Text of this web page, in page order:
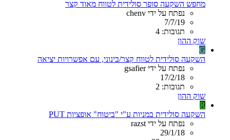
מחפש השקעה סופר סולידית לטווח מאוד קצר
נפתח על ידי chenv
7/7/19
תגובות: 4
שוק ההון
G
השקעה סולידית לטווח קצר/בינוני, עם אפשרויות יציאה
נפתח על ידי gsafier
17/2/18
תגובות: 2
שוק ההון
R
השקעה סולידית במניות ע"י "ביטוח" אופציות PUT
נפתח על ידי razst
29/1/18